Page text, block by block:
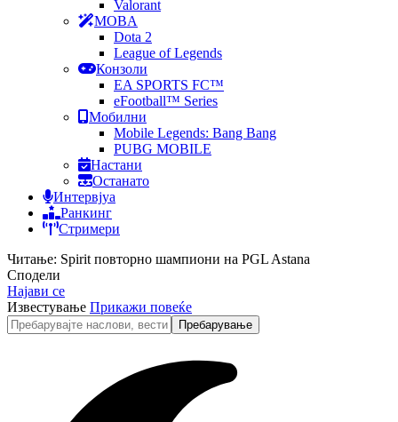
Valorant
MOBA
Dota 2
League of Legends
Конзоли
EA SPORTS FC™
eFootball™ Series
Мобилни
Mobile Legends: Bang Bang
PUBG MOBILE
Настани
Останато
Интервјуа
Ранкинг
Стримери
Читање: Spirit повторно шампиони на PGL Astana
Сподели
Најави се
Известување Прикажи повеќе